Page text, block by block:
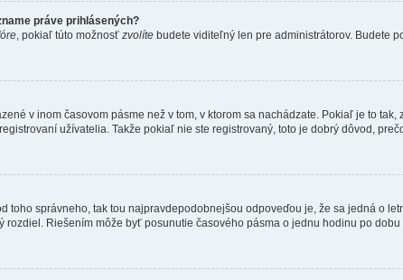
práve prihlásených?
, pokiaľ túto možnosť zvolíte budete viditeľný len pre administrátorov. Budete
v inom časovom pásme než v tom, v ktorom sa nachádzate. Pokiaľ je to
užívatelia. Takže pokiaľ nie ste registrovaný, toto je dobrý dôvod,
toho správneho, tak tou najpravdepodobnejšou odpoveďou je, že sa jedná o
Riešením môže byť posunutie časového pásma o jednu hodinu po